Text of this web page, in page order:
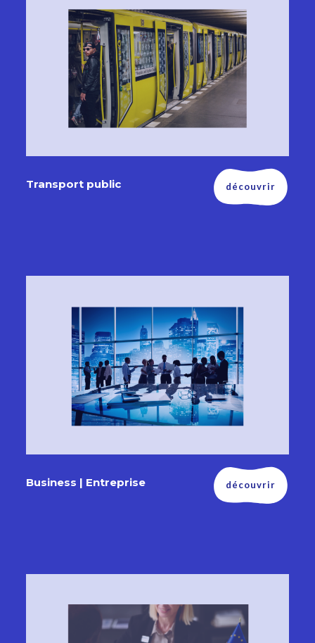
Transport public découvrir
Business | Entreprise découvrir